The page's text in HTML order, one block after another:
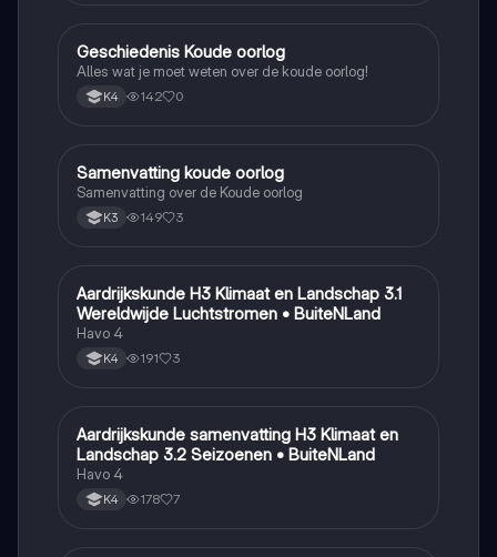
Geschiedenis
Geschiedenis Koude oorlog
Alles wat je moet weten over de koude oorlog!
K4 142 0
Geschiedenis
Samenvatting koude oorlog
Samenvatting over de Koude oorlog
K3 149 3
Aardrijkskunde
Aardrijkskunde H3 Klimaat en Landschap 3.1
Wereldwijde Luchtstromen • BuiteNLand
Havo 4
K4 191 3
Aardrijkskunde
Aardrijkskunde samenvatting H3 Klimaat en
Landschap 3.2 Seizoenen • BuiteNLand
Havo 4
K4 178 7